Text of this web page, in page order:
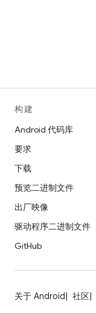
构建
Android 代码库
要求
下载
预览二进制文件
出厂映像
驱动程序二进制文件
GitHub
关于 Android 社区